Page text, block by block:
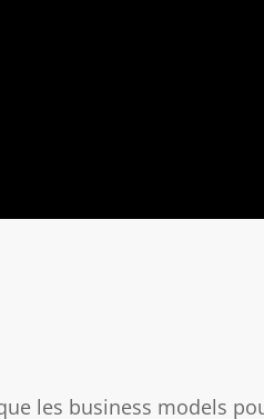
les business models